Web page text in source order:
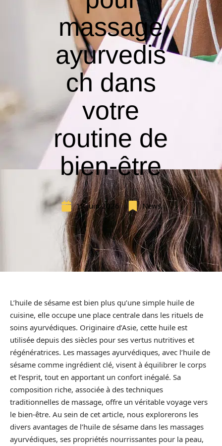
massage
ayurvedis
ch dans
votre
routine de
bien-être
19 juin 2026 News
L’huile de sésame est bien plus qu’une simple huile de
cuisine, elle occupe une place centrale dans les rituels de
soins ayurvédiques. Originaire d’Asie, cette huile est
utilisée depuis des siècles pour ses vertus nutritives et
régénératrices. Les massages ayurvédiques, avec l’huile de
sésame comme ingrédient clé, visent à équilibrer le corps
et l’esprit, tout en apportant un confort inégalé. Sa
composition riche, associée à des techniques
traditionnelles de massage, offre un véritable voyage vers
le bien-être. Au sein de cet article, nous explorerons les
divers avantages de l’huile de sésame dans les massages
ayurvédiques, ses propriétés nourrissantes pour la peau,